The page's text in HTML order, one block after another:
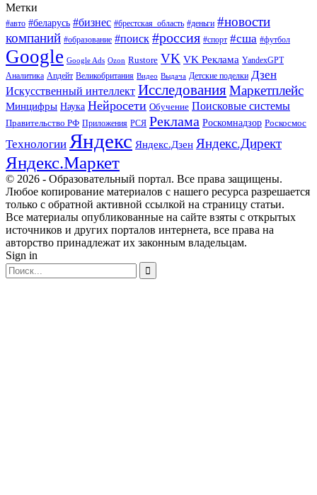
Метки
#авто #беларусь #бизнес #брестская_область #деньги #новости
компаний #образование #поиск #россия #спорт #сша #футбол
Google Google Ads Ozon Rustore VK VK Реклама YandexGPT
Аналитика Апдейт Великобритания Видео Выдача Детские поделки Дзен
Искусственный интеллект ИсследованияМаркетплейс
Минцифры Наука Нейросети Обучение Поисковые системы
Правительство РФ Приложения РСЯ Реклама Роскомнадзор Роскосмос
Технологии Яндекс Яндекс.Дзен Яндекс.Директ
Яндекс.Маркет
© 2026 - Образовательный портал. Все права защищены.
Любое копирование материалов с нашего ресурса разрешается
только с обратной активной ссылкой на страницу статьи.
Все материалы опубликованные на сайте взяты с открытых
источников и других порталов интернета, все права на
авторство принадлежат их законным владельцам.
Sign in